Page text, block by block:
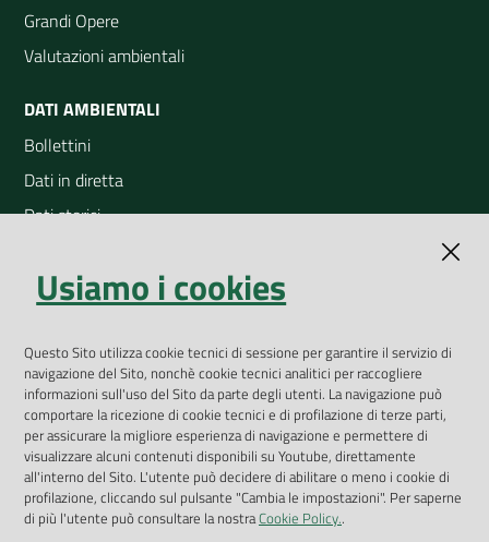
Grandi Opere
Valutazioni ambientali
DATI AMBIENTALI
Bollettini
Dati in diretta
Dati storici
Open Data
App Arpav
Rapporti regionali annuali
Le Infografiche
Dispenser dati
Vai alla pagina
Usiamo i cookies
Questo Sito utilizza cookie tecnici di sessione per garantire il servizio di
navigazione del Sito, nonchè cookie tecnici analitici per raccogliere
informazioni sull'uso del Sito da parte degli utenti. La navigazione può
comportare la ricezione di cookie tecnici e di profilazione di terze parti,
per assicurare la migliore esperienza di navigazione e permettere di
visualizzare alcuni contenuti disponibili su Youtube, direttamente
all'interno del Sito. L'utente può decidere di abilitare o meno i cookie di
profilazione, cliccando sul pulsante "Cambia le impostazioni". Per saperne
di più l'utente può consultare la nostraCookie Policy..